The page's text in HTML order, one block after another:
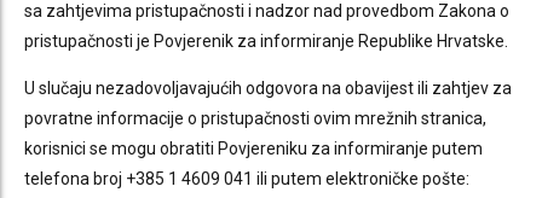
sa zahtjevima pristupačnosti i nadzor nad provedbom Zakona o
pristupačnosti je Povjerenik za informiranje Republike Hrvatske.
U slučaju nezadovoljavajućih odgovora na obavijest ili zahtjev za
povratne informacije o pristupačnosti ovim mrežnih stranica,
korisnici se mogu obratiti Povjereniku za informiranje putem
telefona broj +385 1 4609 041 ili putem elektroničke pošte: